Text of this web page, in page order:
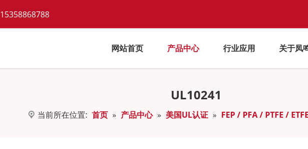
15358868788
网站首页 产品中心 行业应用 关于凤
UL10241
当前所在位置: 首页 » 产品中心 » 美国UL认证 » FEP / PFA / PTFE /